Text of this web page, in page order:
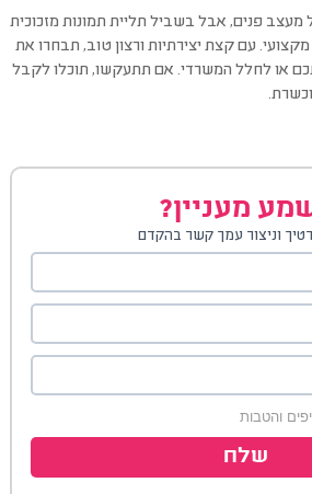
פנים, אבל בשביל תליית תמונות מזכוכית
עם קצת יצירתיות ורצון טוב, תבחרו את
או לחלל המשרדי. אם תתעקשו, תוכלו לקבל
מעניין?
וניצור עמך קשר בהקדם
והטבות
שלח